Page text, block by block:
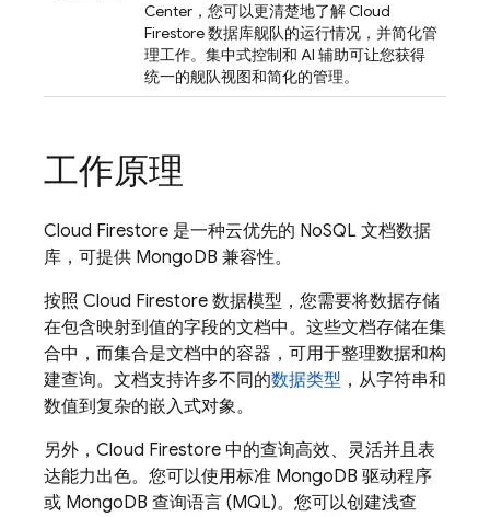
Center，您可以更清楚地了解Cloud
Firestore数据库舰队的运行情况，并简化管
理工作。集中式控制和 AI 辅助可让您获得
统一的舰队视图和简化的管理。
工作原理
Cloud Firestore 是一种云优先的 NoSQL 文档数据
库，可提供 MongoDB 兼容性。
按照 Cloud Firestore 数据模型，您需要将数据存储
在包含映射到值的字段的文档中。这些文档存储在集
合中，而集合是文档中的容器，可用于整理数据和构
建查询。文档支持许多不同的数据类型 ，从字符串和
数值到复杂的嵌入式对象。
另外， Cloud Firestore 中的查询高效、灵活并且表
达能力出色。您可以使用标准 MongoDB 驱动程序
或 MongoDB 查询语言 (MQL)。您可以创建浅查